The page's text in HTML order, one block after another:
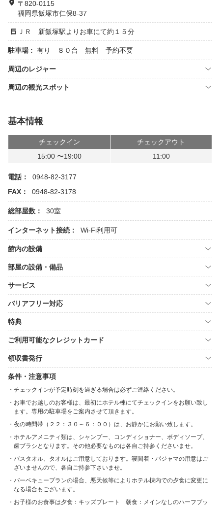
〒820-0115
福岡県飯塚市仁保8-37
ＪＲ 新飯塚駅よりお車にて約１５分
駐車場 : 有り ８０台 無料 予約不要
周辺のレジャー
周辺の観光スポット
基本情報
チェックイン
チェックアウト
15:00 〜19:00
11:00
電話：
0948-82-3177
FAX：
0948-82-3178
総部屋数： 30室
インターネット接続： Wi-Fi利用可
館内の設備
部屋の設備・備品
サービス
バリアフリー対応
特典
ご利用可能なクレジットカード
領収書発行
条件・注意事項
チェックインが予定時刻を過ぎる場合は必ずご連絡ください。
お車でお越しのお客様は、最初にホテル棟にてチェックインをお願い致し
ます。専用の駐車場をご案内させて頂きます。
夜の時間帯（２２：３０～６：００）は、お静かにお願い致します。
ホテルアメニティ類は、シャンプー、コンディショナー、ボディソープ、
歯ブラシとなります。その他必要なものは各自ご持参くださいませ。
バスタオル、タオルはご用意しております。寝間着・パジャマの用意はご
ざいませんので、各自ご持参下さいませ。
バーベキュープランの場合、悪天候等によりホテル棟内での夕食に変更に
なる場合もございます。
お子様のお食事は夕食：キッズプレート 朝食：メインなしのハーフブッ